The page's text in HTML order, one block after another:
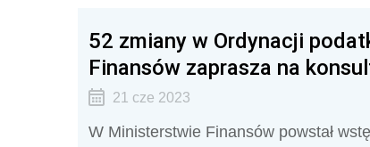
52 zmiany w Ordynacji
Finansów zaprasza na
21 cze 2023
W Ministerstwie Finansów powstał